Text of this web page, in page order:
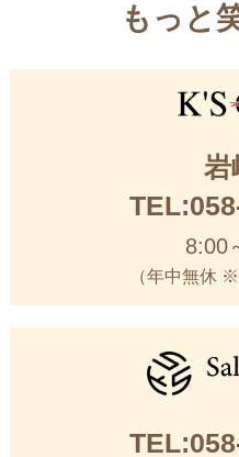
もっと
岩
8:00
（年中無休